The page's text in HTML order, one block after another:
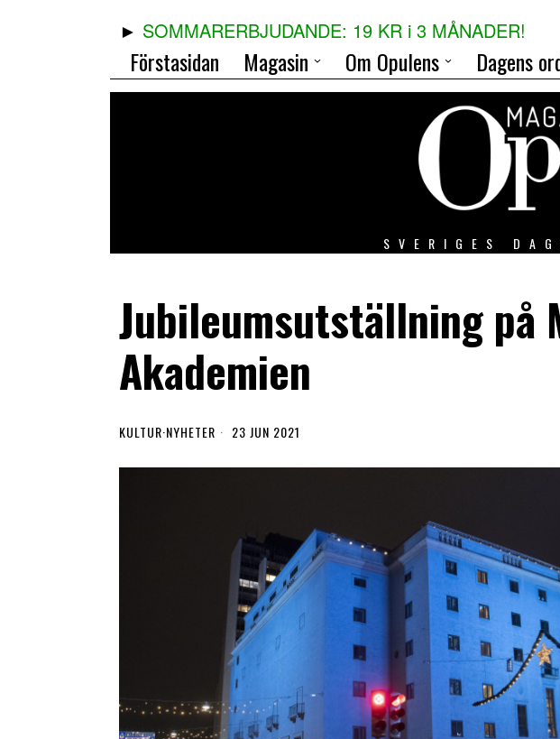
SOMMARERBJUDANDE: 19 KR i 3 MÅNADER!
Förstasidan Magasin Om Opulens Dagens
SVERIGES
Jubileumsutställning på
Akademien
KULTUR·NYHETER 23 JUN 2021